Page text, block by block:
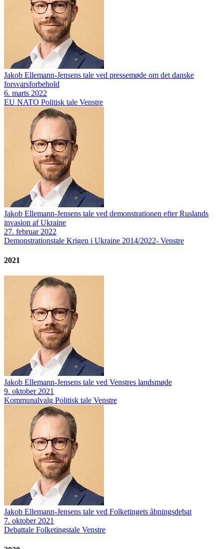
Jakob Ellemann-Jensens tale ved pressemøde om det danske
forsvarsforbehold
6. marts 2022
EU NATO Politisk tale Venstre
Jakob Ellemann-Jensens tale ved demonstrationen efter Ruslands
invasion af Ukraine
27. februar 2022
Demonstrationstale Krigen i Ukraine 2014/2022- Venstre
2021
Jakob Ellemann-Jensens tale ved Venstres landsmøde
9. oktober 2021
Kommunalvalg Politisk tale Venstre
Jakob Ellemann-Jensens tale ved Folketingets åbningsdebat
7. oktober 2021
Debattale Folketingstale Venstre